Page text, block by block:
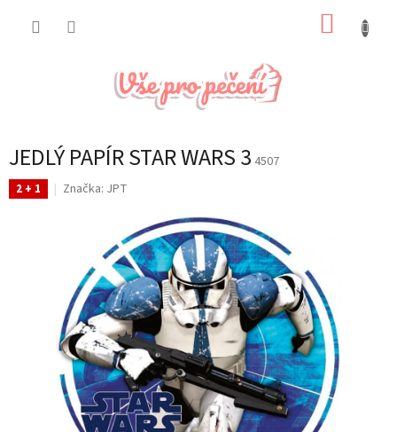
JEDLÝ PAPÍR STAR WARS 3 4507
2 + 1 Značka: JPT